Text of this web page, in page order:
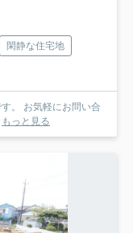
閑静な住宅地
い合
もっと見る